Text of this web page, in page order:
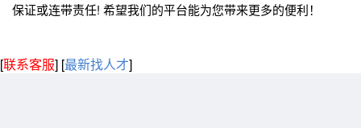
保证或连带责任! 希望我们的平台能为您带来更多的便利！
[联系客服] [最新找人才]